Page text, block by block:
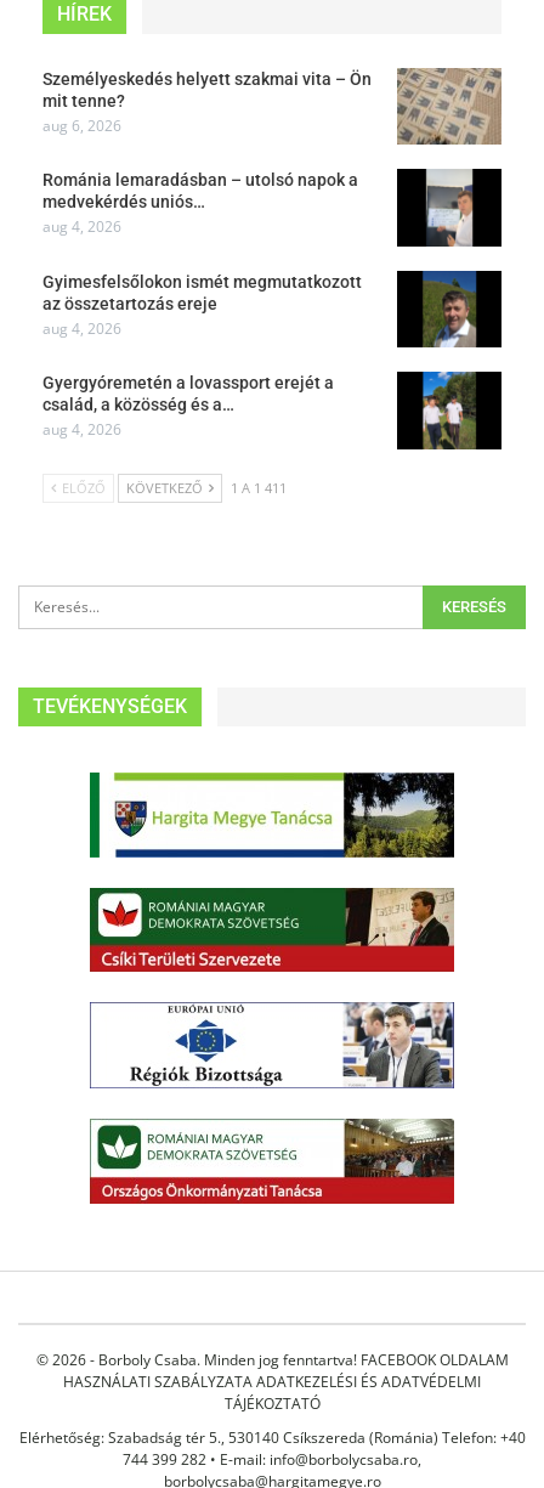
HÍREK
Személyeskedés helyett szakmai vita – Ön
mit tenne?
aug 6, 2026
Románia lemaradásban – utolsó napok a
medvekérdés uniós…
aug 4, 2026
Gyimesfelsőlokon ismét megmutatkozott
az összetartozás ereje
aug 4, 2026
Gyergyóremetén a lovassport erejét a
család, a közösség és a…
aug 4, 2026
ELŐZŐ KÖVETKEZŐ 1 A 1 411
TEVÉKENYSÉGEK
© 2026 - Borboly Csaba. Minden jog fenntartva! FACEBOOK OLDALAM
HASZNÁLATI SZABÁLYZATAADATKEZELÉSI ÉS ADATVÉDELMI
TÁJÉKOZTATÓ
Elérhetőség: Szabadság tér 5., 530140 Csíkszereda (Románia) Telefon: +40
744 399 282 • E-mail: info@borbolycsaba.ro,
borbolycsaba@hargitamegye.ro